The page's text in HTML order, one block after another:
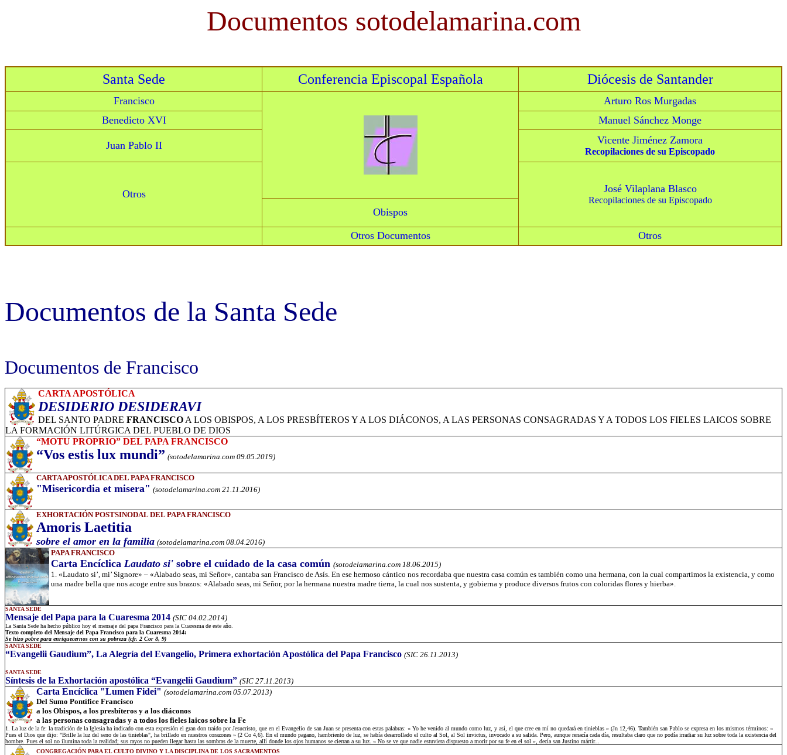
Documentos sotodelamarina.com
Santa Sede Conferencia Episcopal Española Diócesis de Santander
Francisco
Arturo Ros Murgadas
Benedicto XVI
Manuel Sánchez Monge
Juan Pablo II Vicente Jiménez Zamora
Recopilaciones de su Episcopado
Otros José Vilaplana Blasco
Recopilaciones de su Episcopado
Obispos
Otros Documentos
Otros
Documentos de la Santa Sede
Documentos de Francisco
CARTA APOSTÓLICA
DESIDERIO DESIDERAVI
DEL SANTO PADRE FRANCISCO A LOS OBISPOS, A LOS PRESBÍTEROS Y A LOS DIÁCONOS, A LAS PERSONAS CONSAGRADAS Y A TODOS LOS FIELES LAICOS SOBRE
LA FORMACIÓN LITÚRGICA DEL PUEBLO DE DIOS
“MOTU PROPRIO” DEL PAPA FRANCISCO
“Vos estis lux mundi” (sotodelamarina.com 09.05.2019)
CARTA APOSTÓLICA DEL PAPA FRANCISCO
"Misericordia et misera" (sotodelamarina.com 21.11.2016)
EXHORTACIÓN POSTSINODAL DEL PAPA FRANCISCO
Amoris Laetitia
sobre el amor en la familia (sotodelamarina.com 08.04.2016)
PAPA FRANCISCO
Carta Encíclica Laudato si' sobre el cuidado de la casa común (sotodelamarina.com 18.06.2015)
1. «Laudato si’, mi’ Signore» – «Alabado seas, mi Señor», cantaba san Francisco de Asís. En ese hermoso cántico nos recordaba que nuestra casa común es también como una hermana, con la cual compartimos la existencia, y como
una madre bella que nos acoge entre sus brazos: «Alabado seas, mi Señor, por la hermana nuestra madre tierra, la cual nos sustenta, y gobierna y produce diversos frutos con coloridas flores y hierba».
SANTA SEDE
Mensaje del Papa para la Cuaresma 2014 (SIC 04.02.2014)
La Santa Sede ha hecho público hoy el mensaje del papa Francisco para la Cuaresma de este año.
Texto completo del Mensaje del Papa Francisco para la Cuaresma 2014:
Se hizo pobre para enriquecernos con su pobreza (cfr. 2 Cor 8, 9)
SANTA SEDE
“Evangelii Gaudium”, La Alegría del Evangelio, Primera exhortación Apostólica del Papa Francisco (SIC 26.11.2013)
SANTA SEDE
Síntesis de la Exhortación apostólica “Evangelii Gaudium” (SIC 27.11.2013)
Carta Encíclica "Lumen Fidei" (sotodelamarina.com 05.07.2013)
Del Sumo Pontífice Francisco
a los Obispos, a los presbíteros y a los diáconos
a las personas consagradas y a todos los fieles laicos sobre la Fe
1. La luz de la fe: la tradición de la Iglesia ha indicado con esta expresión el gran don traído por Jesucristo, que en el Evangelio de san Juan se presenta con estas palabras: « Yo he venido al mundo como luz, y así, el que cree en mí no quedará en tinieblas » (Jn 12,46). También san Pablo se expresa en los mismos términos: «
Pues el Dios que dijo: "Brille la luz del seno de las tinieblas", ha brillado en nuestros corazones » (2 Co 4,6). En el mundo pagano, hambriento de luz, se había desarrollado el culto al Sol, al Sol invictus, invocado a su salida. Pero, aunque renacía cada día, resultaba claro que no podía irradiar su luz sobre toda la existencia del
hombre. Pues el sol no ilumina toda la realidad; sus rayos no pueden llegar hasta las sombras de la muerte, allí donde los ojos humanos se cierran a su luz. « No se ve que nadie estuviera dispuesto a morir por su fe en el sol », decía san Justino mártir...
CONGREGACIÓN PARA EL CULTO DIVINO Y LA DISCIPLINA DE LOS SACRAMENTOS